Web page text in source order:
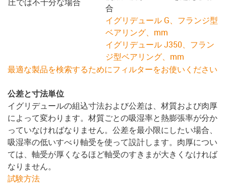
合
イグリデュール G、フランジ型
ベアリング、mm
イグリデュール J350、フラン
ジ型ベアリング、mm
最適な製品を検索するためにフィルターをお使いください
公差と寸法単位
イグリデュールの組込寸法および公差は、材質および肉厚
によって変わります。材質ごとの吸湿率と熱膨張率が分か
っていなければなりません。公差を最小限にしたい場合、
吸湿率の低いすべり軸受を使って設計します。肉厚につい
ては、軸受が厚くなるほど軸受のすきまが大きくなければ
なりません。
試験方法